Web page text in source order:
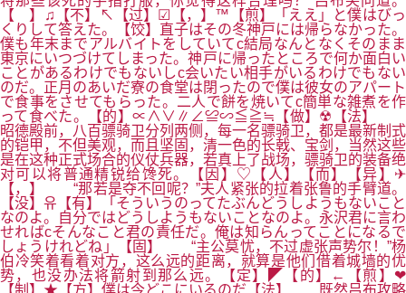
【 】♫【不】↖【过】☑【，】™【煎】「ええ」と僕はびっ
くりして答えた。【饺】直子はその冬神戸には帰らなかった。
僕も年末までアルバイトをしていてc結局なんとなくそのまま
東京にいつづけてしまった。神戸に帰ったところで何か面白い
ことがあるわけでもないしc会いたい相手がいるわけでもない
のだ。正月のあいだ寮の食堂は閉ったので僕は彼女のアパート
で食事をさせてもらった。二人で餅を焼いてc簡単な雑煮を作
って食べた。【的】∝∧∨∥∠≌∽≦≧≒【做】☢【法】
昭德殿前，八百骠骑卫分列两侧，每一名骠骑卫，都是最新制式
的铠甲，不但美观，而且坚固，清一色的长戟、宝剑，当然这些
是在这种正式场合的仪仗兵器，若真上了战场，骠骑卫的装备绝
对可以将普通精锐给馋死。【因】♡【人】【而】【异】✈
【，】 “那若是夺不回呢？”夫人紧张的拉着张鲁的手臂道。
【没】유【有】「そういうのってたぶんどうしようもないこと
なのよ。自分ではどうしようもないことなのよ。永沢君に言わ
せればcそんなこと君の責任だ。俺は知らんってことになるで
しょうけれどね」【固】 “主公莫忧，不过虚张声势尔！”杨
伯冷笑着看着对方，这么远的距离，就算是他们借着城墙的优
势，也没办法将箭射到那么远。【定】◤【的】←【煎】❤
【制】★【方】僕は今どこにいるのだ【法】 既然吕布攻略